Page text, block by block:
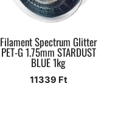
Filament Spectrum Glitter
PET-G 1.75mm STARDUST
BLUE 1kg
11339 Ft